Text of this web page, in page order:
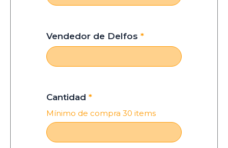
Vendedor de Delfos *
Cantidad *
Mínimo de compra 30 items